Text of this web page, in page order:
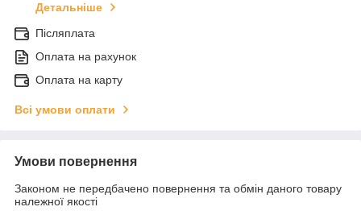
Детальніше
Післяплата
Оплата на рахунок
Оплата на карту
Всі умови оплати
Умови повернення
Законом не передбачено повернення та обмін даного товару
належної якості